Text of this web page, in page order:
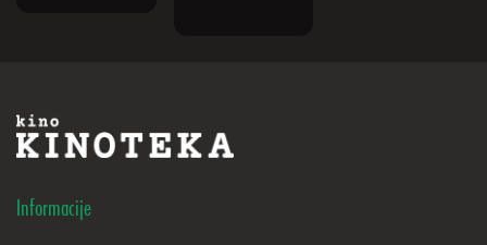
Informacije